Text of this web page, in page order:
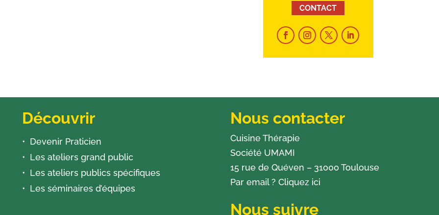
CONTACT
Découvrir
Devenir Praticien
Les ateliers grand public
Les ateliers publics spécifiques
Les séminaires d’équipes
Nous contacter
Cuisine Thérapie
Société UMAMI
15 rue de Quéven – 31000 Toulouse
Par email ? Cliquez ici
Nous suivre